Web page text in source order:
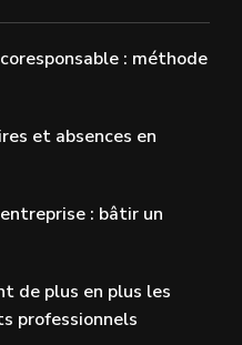
: méthode
et absences en
: bâtir un
de plus en plus les
professionnels